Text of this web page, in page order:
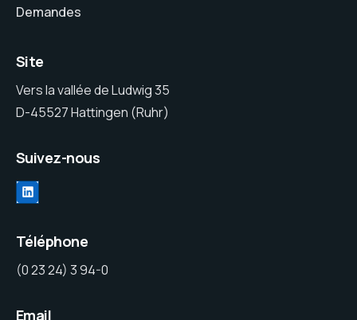
Demandes
Site
Vers la vallée de Ludwig 35
D-45527 Hattingen (Ruhr)
Suivez-nous
Téléphone
(0 23 24) 3 94-0
Email